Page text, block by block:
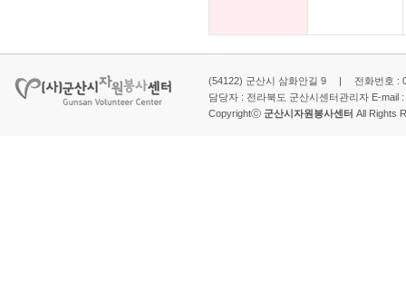
(54122) 군산시 삼화안길 9 | 전화번호 :
담당자 : 전라북도 군산시센터관리자 E-mail :
Copyrightⓒ 군산시자원봉사센터 All Rights